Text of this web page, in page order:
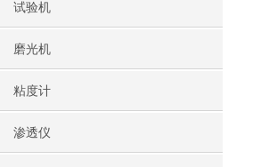
试验机
磨光机
粘度计
渗透仪